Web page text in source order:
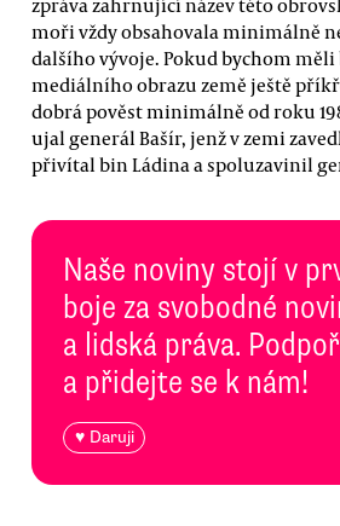
zpráva zahrnující název této
moři vždy obsahovala minimálně
dalšího vývoje. Pokud bychom
mediálního obrazu země ještě
dobrá pověst minimálně od roku
ujal generál Bašír, jenž v zemi
přivítal bin Ládina a spoluzavinil
Naše noviny stojí v
boje za svobodné
a lidská práva.
a přidejte se k nám!
♥ Daruji